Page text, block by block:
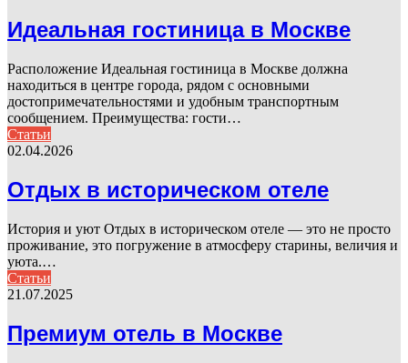
Идеальная гостиница в Москве
Расположение Идеальная гостиница в Москве должна
находиться в центре города, рядом с основными
достопримечательностями и удобным транспортным
сообщением. Преимущества: гости…
Статьи
02.04.2026
Отдых в историческом отеле
История и уют Отдых в историческом отеле — это не просто
проживание, это погружение в атмосферу старины, величия и
уюта.…
Статьи
21.07.2025
Премиум отель в Москве